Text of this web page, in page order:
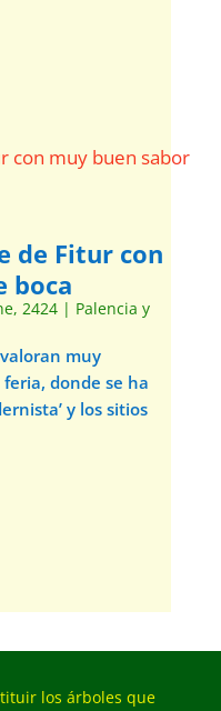
de Fitur con
boca
2424| Palencia y
muy
donde se ha
y los sitios
los árboles que